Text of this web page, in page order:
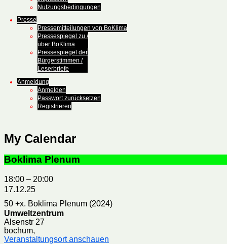
Nutzungsbedingungen
Presse
Pressemitteilungen von BoKlima
Pressespiegel zu /
über BoKlima
Pressespiegel der
Bürgerstimmen /
Leserbriefe
Anmeldung
Anmelden
Passwort zurücksetzen
Registrieren
My Calendar
Boklima Plenum
18:00 – 20:00
17.12.25
50 +x. Boklima Plenum (2024)
Umweltzentrum
Alsenstr 27
bochum,
Veranstaltungsort anschauen